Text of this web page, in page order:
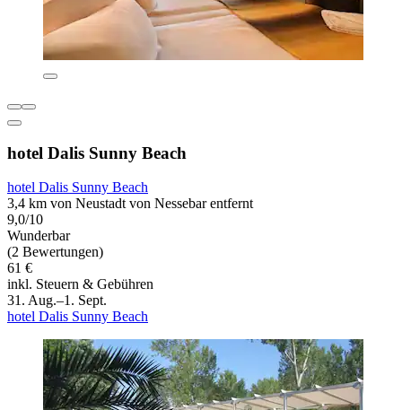
hotel Dalis Sunny Beach
hotel Dalis Sunny Beach
3,4 km von Neustadt von Nessebar entfernt
9,0/10
Wunderbar
(2 Bewertungen)
61 €
inkl. Steuern & Gebühren
31. Aug.–1. Sept.
hotel Dalis Sunny Beach